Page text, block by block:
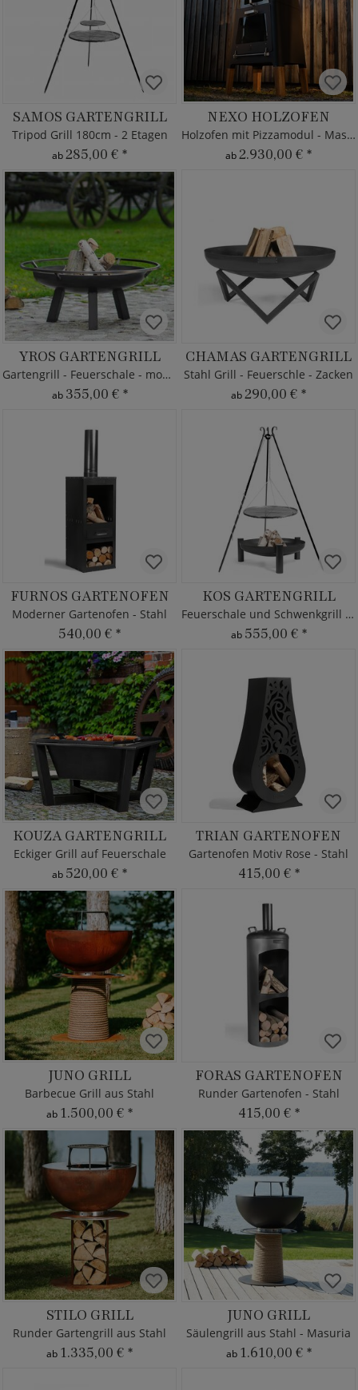
SAMOS GARTENGRILL
Tripod Grill 180cm - 2 Etagen
ab285,00 € *
NEXO HOLZOFEN
Holzofen mit Pizzamodul - Masuria
ab2.930,00 € *
YROS GARTENGRILL
Gartengrill - Feuerschale - modern
ab 355,00 € *
CHAMAS GARTENGRILL
Stahl Grill - Feuerschle - Zacken
ab290,00 € *
FURNOS GARTENOFEN
Moderner Gartenofen - Stahl
540,00 € *
KOS GARTENGRILL
Feuerschale und Schwenkgrill - Set
ab 555,00 € *
KOUZA GARTENGRILL
Eckiger Grill auf Feuerschale
ab 520,00 € *
TRIAN GARTENOFEN
Gartenofen Motiv Rose - Stahl
415,00 € *
JUNO GRILL
Barbecue Grill aus Stahl
ab 1.500,00 € *
FORAS GARTENOFEN
Runder Gartenofen - Stahl
415,00 € *
STILO GRILL
Runder Gartengrill aus Stahl
ab 1.335,00 € *
JUNO GRILL
Säulengrill aus Stahl - Masuria
ab 1.610,00 € *